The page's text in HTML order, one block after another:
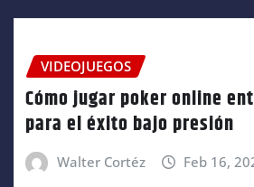
VIDEOJUEGOS
Cómo jugar poker online
para el éxito bajo presión
Walter Cortéz Feb 16,